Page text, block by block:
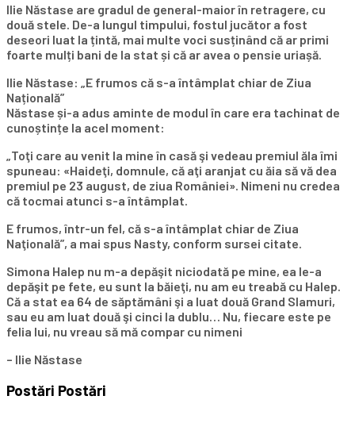
Ilie Năstase are gradul de general-maior în retragere, cu
două stele. De-a lungul timpului, fostul jucător a fost
deseori luat la țintă, mai multe voci susținând că ar primi
foarte mulți bani de la stat și că ar avea o pensie uriașă.
Ilie Năstase: „E frumos că s-a întâmplat chiar de Ziua
Națională”
Năstase și-a adus aminte de modul în care era tachinat de
cunoștințe la acel moment:
„Toţi care au venit la mine în casă şi vedeau premiul ăla îmi
spuneau: «Haideţi, domnule, că aţi aranjat cu ăia să vă dea
premiul pe 23 august, de ziua României». Nimeni nu credea
că tocmai atunci s-a întâmplat.
E frumos, într-un fel, că s-a întâmplat chiar de Ziua
Naţională”, a mai spus Nasty, conform sursei citate.
Simona Halep nu m-a depăşit niciodată pe mine, ea le-a
depăşit pe fete, eu sunt la băieţi, nu am eu treabă cu Halep.
Că a stat ea 64 de săptămâni şi a luat două Grand Slamuri,
sau eu am luat două şi cinci la dublu… Nu, fiecare este pe
felia lui, nu vreau să mă compar cu nimeni
– Ilie Năstase
Postări Postări